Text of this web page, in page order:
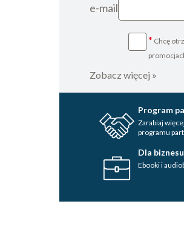
e-mail
* Chcę
Zobacz więcej »
Program
Zarabiaj
programu
Dla
Ebooki i